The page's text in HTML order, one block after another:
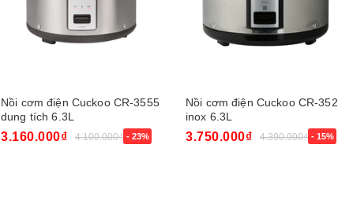
Nồi cơm điện Cuckoo CR-3555
dung tích 6.3L
3.160.000₫ 4.100.000₫ - 23%
Nồi cơm điện Cuckoo CR-
inox 6.3L
3.750.000₫ 4.390.000₫ - 15%